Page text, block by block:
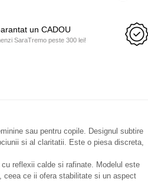
un CADOU
SaraTremo peste 300 lei!
sau pentru copile. Designul subtire
si al claritatii. Este o piesa discreta,
reflexii calde si rafinate. Modelul este
ce ii ofera stabilitate si un aspect